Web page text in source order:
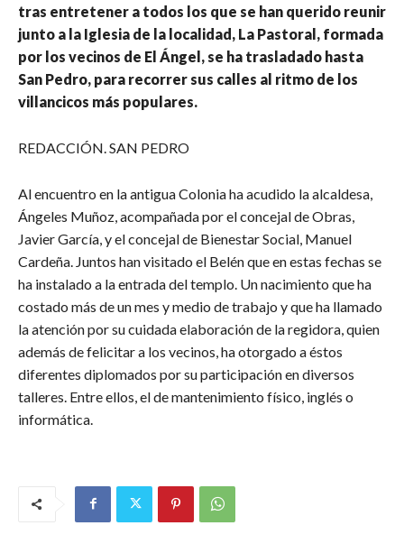
tras entretener a todos los que se han querido reunir
junto a la Iglesia de la localidad, La Pastoral, formada
por los vecinos de El Ángel, se ha trasladado hasta
San Pedro, para recorrer sus calles al ritmo de los
villancicos más populares.
REDACCIÓN. SAN PEDRO
Al encuentro en la antigua Colonia ha acudido la alcaldesa,
Ángeles Muñoz, acompañada por el concejal de Obras,
Javier García, y el concejal de Bienestar Social, Manuel
Cardeña. Juntos han visitado el Belén que en estas fechas se
ha instalado a la entrada del templo. Un nacimiento que ha
costado más de un mes y medio de trabajo y que ha llamado
la atención por su cuidada elaboración de la regidora, quien
además de felicitar a los vecinos, ha otorgado a éstos
diferentes diplomados por su participación en diversos
talleres. Entre ellos, el de mantenimiento físico, inglés o
informática.